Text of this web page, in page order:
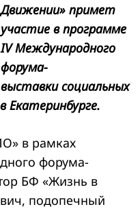
Движении» примет
участие в программе
IV Международного
форума-
выставки социальных
Екатеринбурге.
в рамках
форума-
БФ «Жизнь в
подопечный